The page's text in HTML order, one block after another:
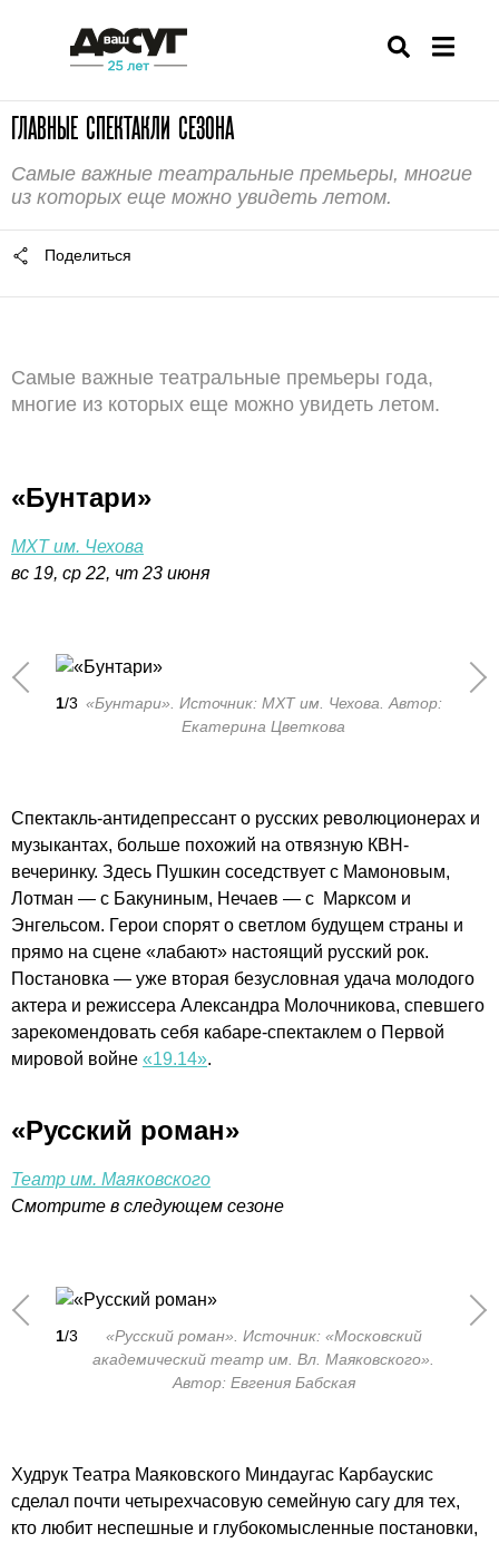
ГЛАВНЫЕ СПЕКТАКЛИ СЕЗОНА
Самые важные театральные премьеры, многие
из которых еще можно увидеть летом.
Поделиться
Самые важные театральные премьеры года,
многие из которых еще можно увидеть летом.
«Бунтари»
МХТ им. Чехова
вс 19, ср 22, чт 23 июня
1/3 «Бунтари». Источник: МХТ им. Чехова. Автор:
Екатерина Цветкова
Спектакль-антидепрессант о русских революционерах и
музыкантах, больше похожий на отвязную КВН-
вечеринку. Здесь Пушкин соседствует с Мамоновым,
Лотман — с Бакуниным, Нечаев — с Марксом и
Энгельсом. Герои спорят о светлом будущем страны и
прямо на сцене «лабают» настоящий русский рок.
Постановка — уже вторая безусловная удача молодого
актера и режиссера Александра Молочникова, спевшего
зарекомендовать себя кабаре-спектаклем о Первой
мировой войне «19.14».
«Русский роман»
Театр им. Маяковского
Смотрите в следующем сезоне
1/3
«Русский роман». Источник: «Московский
академический театр им. Вл. Маяковского».
Автор: Евгения Бабская
Худрук Театра Маяковского Миндаугас Карбаускис
сделал почти четырехчасовую семейную сагу для тех,
кто любит неспешные и глубокомысленные постановки,